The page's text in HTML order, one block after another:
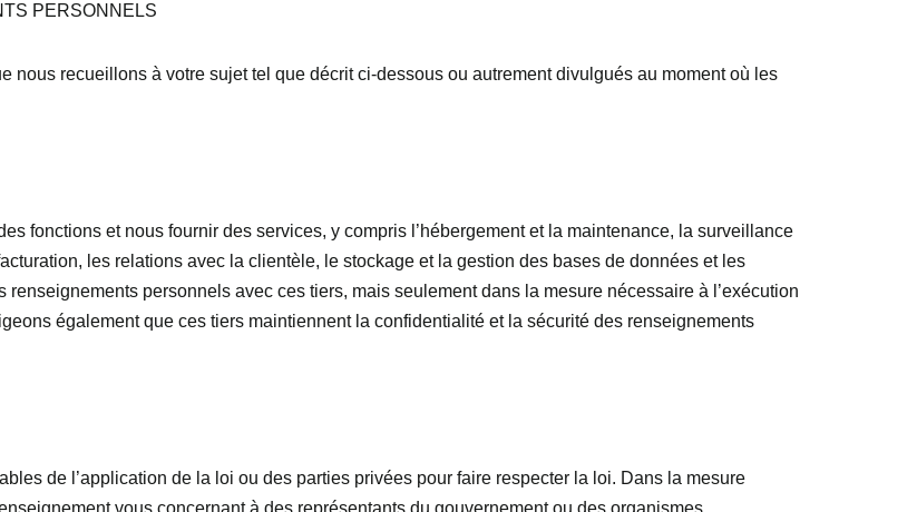
PERSONNELS
nous recueillons à votre sujet tel que décrit ci-dessous ou autrement divulgués au moment où les
fonctions et nous fournir des services, y compris l’hébergement et la maintenance, la surveillance
les relations avec la clientèle, le stockage et la gestion des bases de données et les
personnels avec ces tiers, mais seulement dans la mesure nécessaire à l’exécution
également que ces tiers maintiennent la confidentialité et la sécurité des renseignements
de l’application de la loi ou des parties privées pour faire respecter la loi. Dans la mesure
vous concernant à des représentants du gouvernement ou des organismes